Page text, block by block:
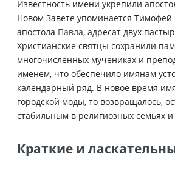
Известность имени укрепили
Новом Завете упоминается
апостола Павла, адресат двух
Христианские святцы сохранили
многочисленных мучениках и
именем, что обеспечило имянам
календарный ряд. В новое время
городской моды, то возвращалось,
стабильным в религиозных семьях и
Краткие и